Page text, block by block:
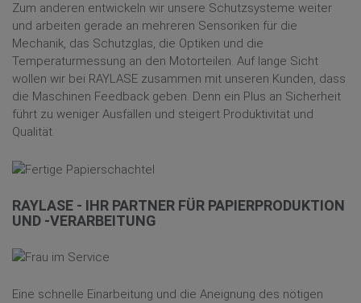
Zum anderen entwickeln wir unsere Schutzsysteme weiter
und arbeiten gerade an mehreren Sensoriken für die
Mechanik, das Schutzglas, die Optiken und die
Temperaturmessung an den Motorteilen. Auf lange Sicht
wollen wir bei RAYLASE zusammen mit unseren Kunden, dass
die Maschinen Feedback geben. Denn ein Plus an Sicherheit
führt zu weniger Ausfällen und steigert Produktivität und
Qualität.
RAYLASE - IHR PARTNER FÜR PAPIERPRODUKTION
UND -VERARBEITUNG
Eine schnelle Einarbeitung und die Aneignung des nötigen